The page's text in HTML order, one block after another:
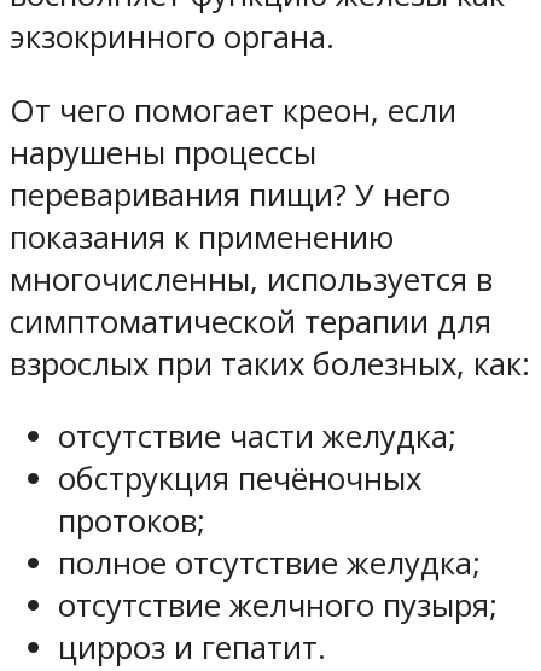
экзокринного органа.
От чего помогает креон, если
нарушены процессы
переваривания пищи? У него
показания к применению
многочисленны, используется в
симптоматической терапии для
взрослых при таких болезных, как:
отсутствие части желудка;
обструкция печёночных
протоков;
полное отсутствие желудка;
отсутствие желчного пузыря;
цирроз и гепатит.